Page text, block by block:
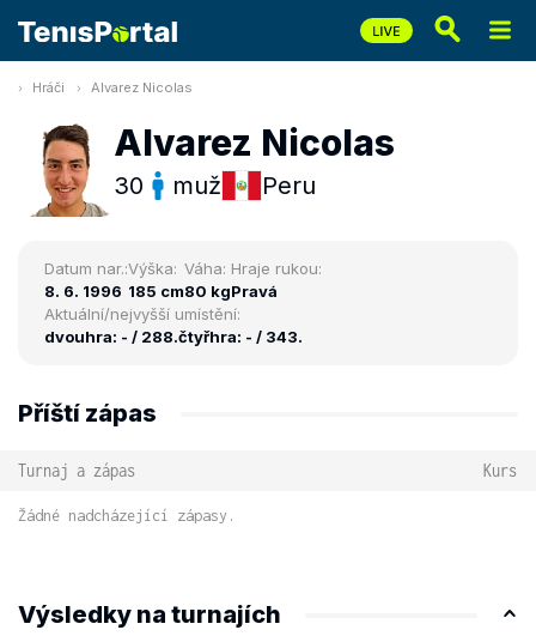
Hráči Alvarez Nicolas
Alvarez Nicolas
30 muž Peru
Datum nar.:
8. 6. 1996
Výška:
185 cm
Váha:
80 kg
Hraje rukou:
Pravá
Aktuální/nejvyšší umístění:
dvouhra: - / 288.čtyřhra: - / 343.
Příští zápas
Turnaj a zápas Kurs
Žádné nadcházející zápasy.
Výsledky na turnajích